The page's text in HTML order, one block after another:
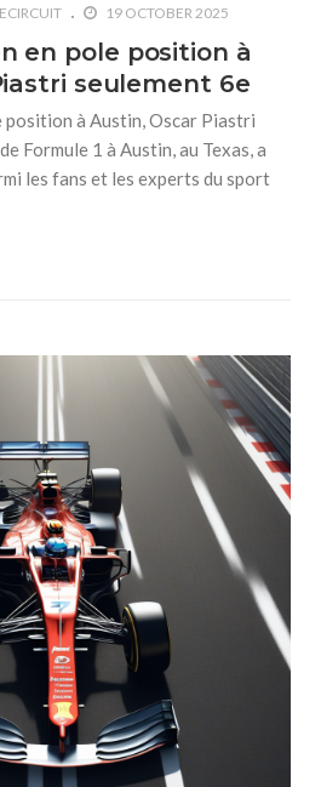
19 OCTOBER 2025
en pole position à
seulement 6e
position à Austin, Oscar Piastri
Formule 1 à Austin, au Texas, a
les fans et les experts du sport